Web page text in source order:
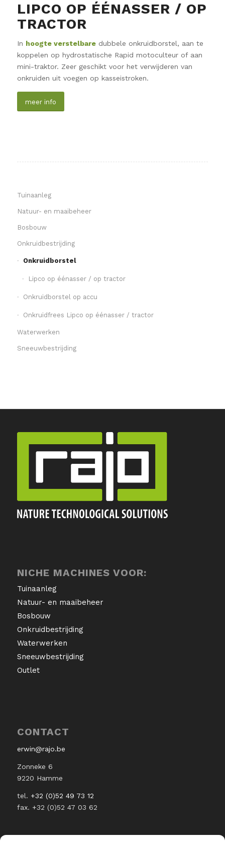
LIPCO OP ÉÉNASSER / OP
TRACTOR
In hoogte verstelbaredubbele onkruidborstel, aan te
koppelen op hydrostatische Rapid motoculteur of aan
mini-traktor. Zeer geschikt voor het verwijderen van
onkruiden uit voegen op kasseistroken.
meer info
Tuinaanleg
Natuur- en maaibeheer
Bosbouw
Onkruidbestrijding
Onkruidborstel
Lipco op éénasser / op tractor
Onkruidborstel op accu
Onkruidfrees Lipco op éénasser / tractor
Waterwerken
Sneeuwbestrijding
NICHE MACHINES VOOR:
Tuinaanleg
Natuur- en maaibeheer
Bosbouw
Onkruidbestrijding
Waterwerken
Sneeuwbestrijding
Outlet
CONTACT
erwin@rajo.be
Zonneke 6
9220 Hamme
tel. +32 (0)52 49 73 12
fax. +32 (0)52 47 03 62